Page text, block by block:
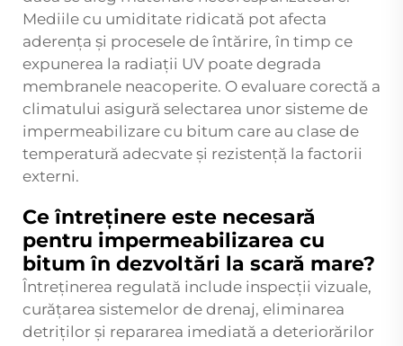
Mediile cu umiditate ridicată pot afecta
aderența și procesele de întărire, în timp ce
expunerea la radiații UV poate degrada
membranele neacoperite. O evaluare corectă a
climatului asigură selectarea unor sisteme de
impermeabilizare cu bitum care au clase de
temperatură adecvate și rezistență la factorii
externi.
Ce întreținere este necesară
pentru impermeabilizarea cu
bitum în dezvoltări la scară mare?
Întreținerea regulată include inspecții vizuale,
curățarea sistemelor de drenaj, eliminarea
detriților și repararea imediată a deteriorărilor